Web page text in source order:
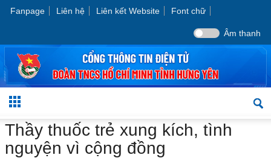
Fanpage Liên hệ Liên kết Website Font chữ
Âm thanh
Thầy thuốc trẻ xung kích, tình
nguyện vì cộng đồng